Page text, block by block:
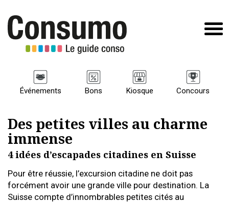
Événements Bons Kiosque Concours
Des petites villes au charme
immense
4 idées d’escapades citadines en Suisse
Pour être réussie, l’excursion citadine ne doit pas
forcément avoir une grande ville pour destination. La
Suisse compte d’innombrables petites cités au